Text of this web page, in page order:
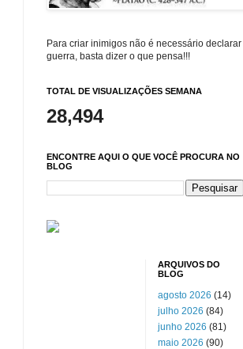
Para criar inimigos não é necessário declarar
guerra, basta dizer o que pensa!!!
TOTAL DE VISUALIZAÇÕES SEMANA
28,494
ENCONTRE AQUI O QUE VOCÊ PROCURA NO
BLOG
ARQUIVOS DO
BLOG
agosto 2026 (14)
julho 2026 (84)
junho 2026 (81)
maio 2026 (90)